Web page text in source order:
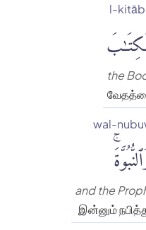
l-
the
wal-
and the
இன்னும்